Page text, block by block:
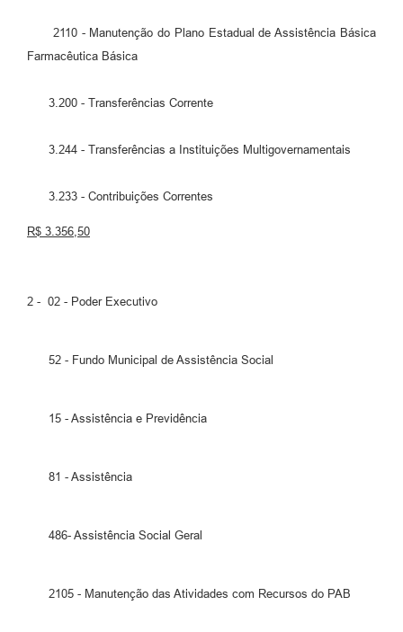
2110 - Manutenção do Plano Estadual de Assistência Básica
Farmacêutica Básica
3.200 - Transferências Corrente
3.244 - Transferências a Instituições Multigovernamentais
3.233 - Contribuições Correntes
R$ 3.356,50
2 - 02 - Poder Executivo
52 - Fundo Municipal de Assistência Social
15 - Assistência e Previdência
81 - Assistência
486- Assistência Social Geral
2105 - Manutenção das Atividades com Recursos do PAB